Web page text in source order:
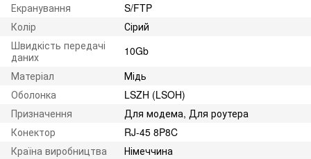
Екранування
S/FTP
Колір
Сірий
Швидкість передачі
даних
10Gb
Матеріал
Мідь
Оболонка
LSZH (LSOH)
Призначення
Для модема, Для роутера
Конектор
RJ-45 8P8C
Країна виробництва
Німеччина